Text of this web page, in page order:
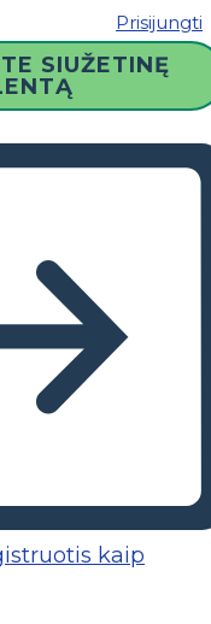
Prisijungti
SIUŽETINĘ
kaip